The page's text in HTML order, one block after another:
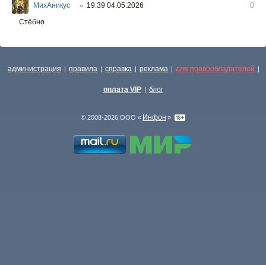
МихАникус ○ 19:39 04.05.2026
0
Стёбно
администрация | правила | справка | реклама | для правообладателей |
оплата VIP | блог
© 2008-2026 ООО « Инфон »